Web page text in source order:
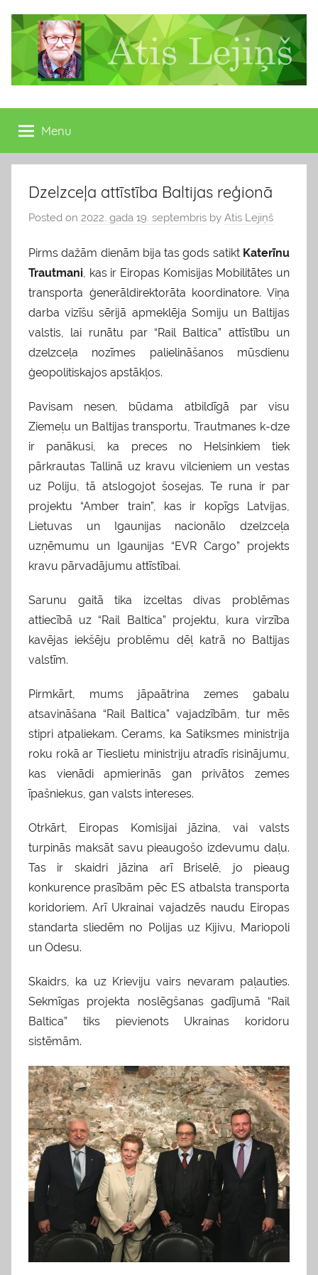
content
Atis
Lejiņš
13.
Saeimas
deputāts
Menu
Dzelzceļa attīstība Baltijas reģionā
Posted on 2022. gada 19. septembris by Atis Lejiņš
Pirms dažām dienām bija tas gods satikt Katerīnu
Trautmani, kas ir Eiropas Komisijas Mobilitātes un
transporta ģenerāldirektorāta koordinatore. Viņa
darba vizīšu sērijā apmeklēja Somiju un Baltijas
valstis, lai runātu par “Rail Baltica” attīstību un
dzelzceļa nozīmes palielināšanos mūsdienu
ģeopolitiskajos apstākļos.
Pavisam nesen, būdama atbildīgā par visu
Ziemeļu un Baltijas transportu, Trautmanes k-dze
ir panākusi, ka preces no Helsinkiem tiek
pārkrautas Tallinā uz kravu vilcieniem un vestas
uz Poliju, tā atslogojot šosejas. Te runa ir par
projektu “Amber train”, kas ir kopīgs Latvijas,
Lietuvas un Igaunijas nacionālo dzelzceļa
uzņēmumu un Igaunijas “EVR Cargo” projekts
kravu pārvadājumu attīstībai.
Sarunu gaitā tika izceltas divas problēmas
attiecībā uz “Rail Baltica” projektu, kura virzība
kavējas iekšēju problēmu dēļ katrā no Baltijas
valstīm.
Pirmkārt, mums jāpaātrina zemes gabalu
atsavināšana “Rail Baltica” vajadzībām, tur mēs
stipri atpaliekam. Cerams, ka Satiksmes ministrija
roku rokā ar Tieslietu ministriju atradīs risinājumu,
kas vienādi apmierinās gan privātos zemes
īpašniekus, gan valsts intereses.
Otrkārt, Eiropas Komisijai jāzina, vai valsts
turpinās maksāt savu pieaugošo izdevumu daļu.
Tas ir skaidri jāzina arī Briselē, jo pieaug
konkurence prasībām pēc ES atbalsta transporta
koridoriem. Arī Ukrainai vajadzēs naudu Eiropas
standarta sliedēm no Polijas uz Kijivu, Mariopoli
un Odesu.
Skaidrs, ka uz Krieviju vairs nevaram paļauties.
Sekmīgas projekta noslēgšanas gadījumā “Rail
Baltica” tiks pievienots Ukrainas koridoru
sistēmām.